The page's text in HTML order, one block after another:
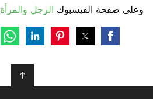
وعلى صفحة الفيسبوك الرجل والمرأة
↑